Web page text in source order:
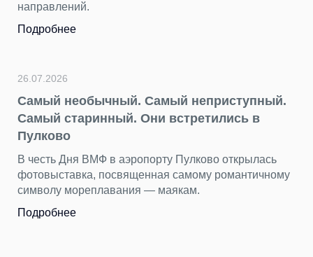
направлений.
Подробнее
26.07.2026
Самый необычный. Самый неприступный.
Самый старинный. Они встретились в
Пулково
В честь Дня ВМФ в аэропорту Пулково открылась
фотовыставка, посвященная самому романтичному
символу мореплавания — маякам.
Подробнее